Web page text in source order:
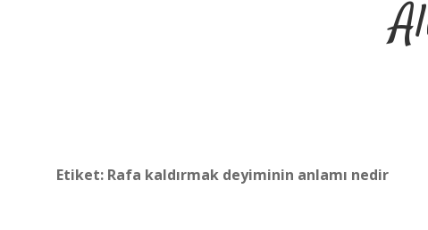
Etiket: Rafa kaldırmak deyiminin anlamı nedir